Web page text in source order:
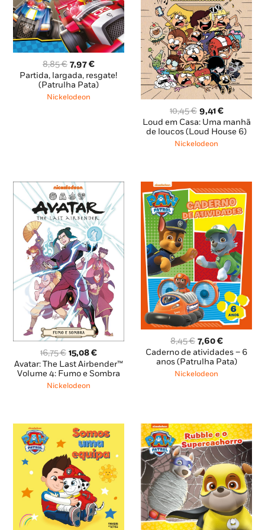
8,85€ O
preço
original
era:
7,97€O
preço
atual
Partida, largada, resgate!
(Patrulha Pata)
Nickelodeon
10,45€ O
preço
original
era:
9,41€O
preço
atual
Loud em Casa: Uma manhã
de loucos (Loud House 6)
Nickelodeon
16,75€ O
preço
original
era:
15,08€O
preço
atual
Avatar: The Last Airbender™
Volume 4: Fumo e Sombra
Nickelodeon
8,45€ O
preço
original
era:
7,60€O
preço
atual
Caderno de atividades – 6
anos (Patrulha Pata)
Nickelodeon